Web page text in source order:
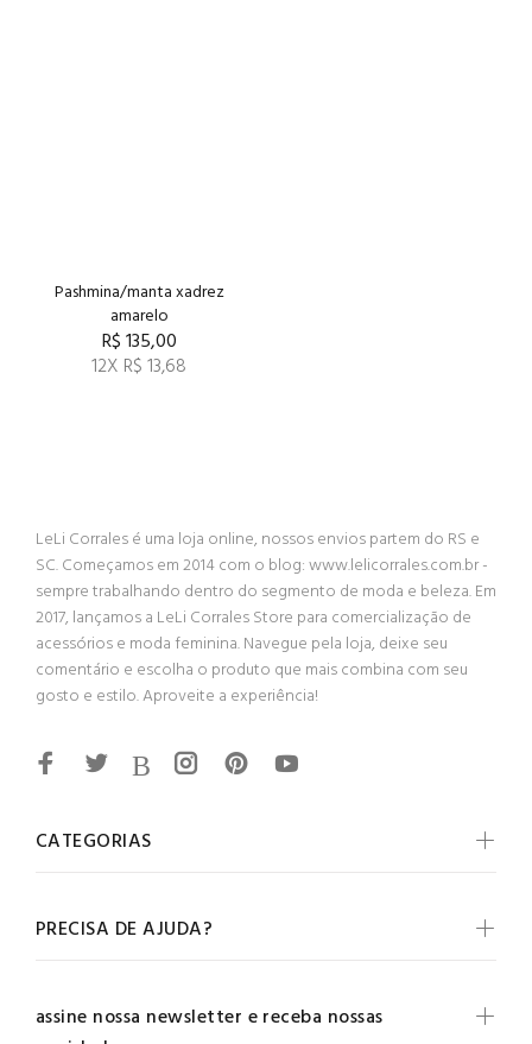
Pashmina/manta xadrez
amarelo
R$ 135,00
12X R$ 13,68
assine nossa newsletter e receba nossas
LeLi Corrales é uma loja online, nossos envios partem do RS e
SC. Começamos em 2014 com o blog: www.lelicorrales.com.br -
sempre trabalhando dentro do segmento de moda e beleza. Em
2017, lançamos a LeLi Corrales Store para comercialização de
acessórios e moda feminina. Navegue pela loja, deixe seu
comentário e escolha o produto que mais combina com seu
gosto e estilo. Aproveite a experiência!
CATEGORIAS
PRECISA DE AJUDA?